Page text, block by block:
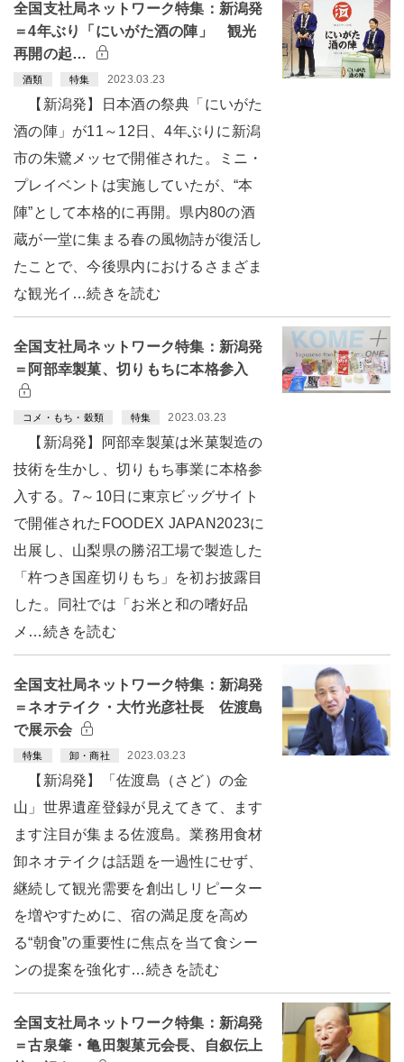
全国支社局ネットワーク特集：新潟発
＝4年ぶり「にいがた酒の陣」 観光
再開の起…
酒類 特集 2023.03.23
【新潟発】日本酒の祭典「にいがた
酒の陣」が11～12日、4年ぶりに新潟
市の朱鷺メッセで開催された。ミニ・
プレイベントは実施していたが、“本
陣”として本格的に再開。県内80の酒
蔵が一堂に集まる春の風物詩が復活し
たことで、今後県内におけるさまざま
な観光イ…続きを読む
全国支社局ネットワーク特集：新潟発
＝阿部幸製菓、切りもちに本格参入
コメ・もち・穀類 特集 2023.03.23
【新潟発】阿部幸製菓は米菓製造の
技術を生かし、切りもち事業に本格参
入する。7～10日に東京ビッグサイト
で開催されたFOODEX JAPAN2023に
出展し、山梨県の勝沼工場で製造した
「杵つき国産切りもち」を初お披露目
した。同社では「お米と和の嗜好品
メ…続きを読む
全国支社局ネットワーク特集：新潟発
＝ネオテイク・大竹光彦社長 佐渡島
で展示会
特集 卸・商社 2023.03.23
【新潟発】「佐渡島（さど）の金
山」世界遺産登録が見えてきて、ます
ます注目が集まる佐渡島。業務用食材
卸ネオテイクは話題を一過性にせず、
継続して観光需要を創出しリピーター
を増やすために、宿の満足度を高め
る“朝食”の重要性に焦点を当て食シー
ンの提案を強化す…続きを読む
全国支社局ネットワーク特集：新潟発
＝古泉肇・亀田製菓元会長、自叙伝上